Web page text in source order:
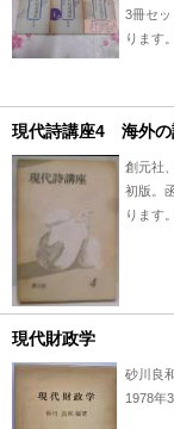
3冊セ
ります
現代詩講座4 海外の
創元社
初版。
ります
現代財政学
砂川良
1978年